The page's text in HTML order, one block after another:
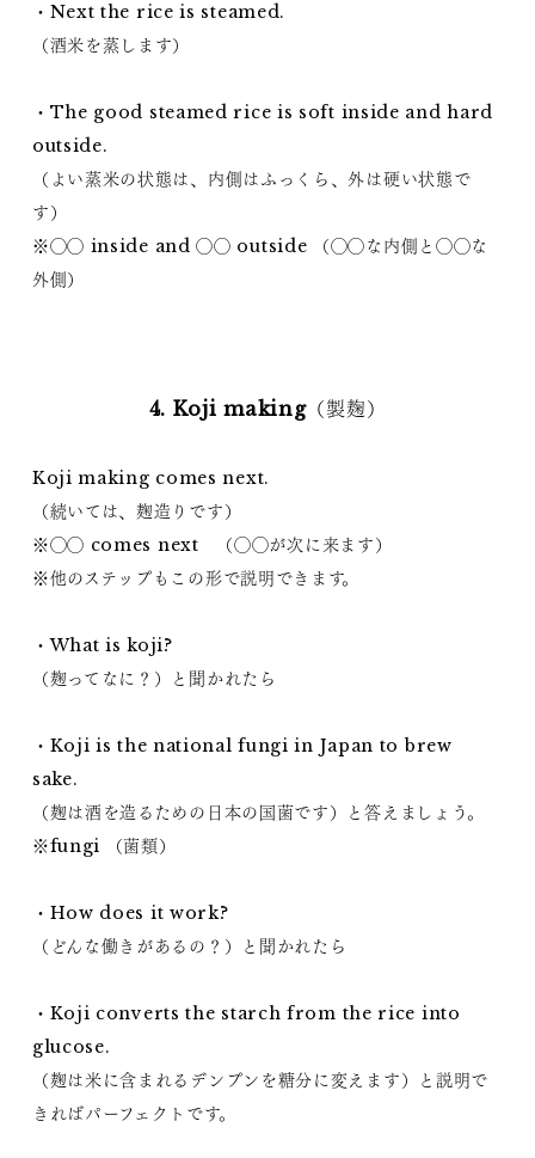
・Next the rice is steamed.
（酒米を蒸します）
・The good steamed rice is soft inside and hard
outside.
（よい蒸米の状態は、内側はふっくら、外は硬い状態で
す）
※◯◯ inside and ◯◯ outside （◯◯な内側と◯◯な
外側）
4. Koji making（製麹）
Koji making comes next.
（続いては、麹造りです）
※◯◯ comes next （◯◯が次に来ます）
※他のステップもこの形で説明できます。
・What is koji?
（麹ってなに？）と聞かれたら
・Koji is the national fungi in Japan to brew
sake.
（麹は酒を造るための日本の国菌です）と答えましょう。
※fungi （菌類）
・How does it work?
（どんな働きがあるの？）と聞かれたら
・Koji converts the starch from the rice into
glucose.
（麹は米に含まれるデンプンを糖分に変えます）と説明で
きればパーフェクトです。